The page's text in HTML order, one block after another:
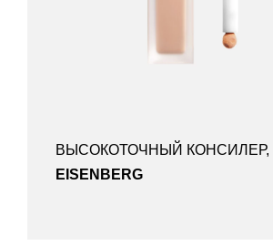
ВЫСОКОТОЧНЫЙ КОНСИЛЕР,
EISENBERG